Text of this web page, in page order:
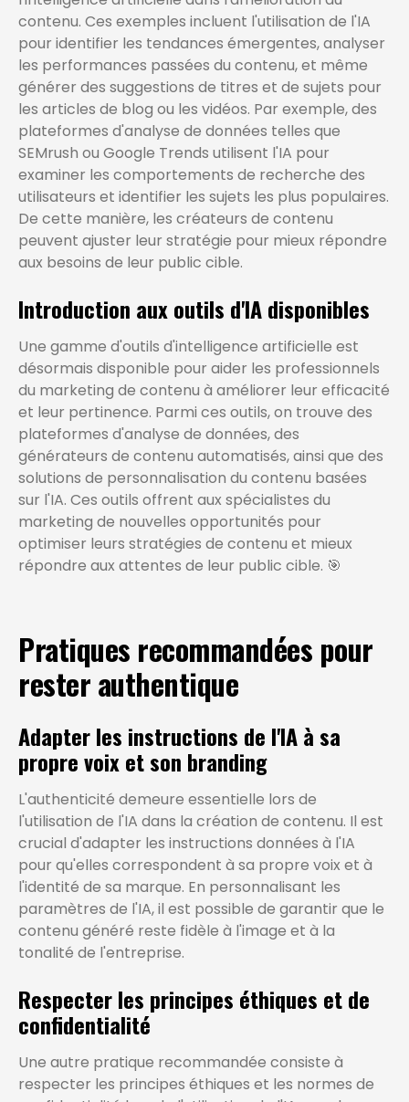
contenu. Ces exemples incluent l'utilisation de l'IA
pour identifier les tendances émergentes, analyser
les performances passées du contenu, et même
générer des suggestions de titres et de sujets pour
les articles de blog ou les vidéos. Par exemple, des
plateformes d'analyse de données telles que
SEMrush ou Google Trends utilisent l'IA pour
examiner les comportements de recherche des
utilisateurs et identifier les sujets les plus populaires.
De cette manière, les créateurs de contenu
peuvent ajuster leur stratégie pour mieux répondre
aux besoins de leur public cible.
Introduction aux outils d'IA disponibles
Une gamme d'outils d'intelligence artificielle est
désormais disponible pour aider les professionnels
du marketing de contenu à améliorer leur efficacité
et leur pertinence. Parmi ces outils, on trouve des
plateformes d'analyse de données, des
générateurs de contenu automatisés, ainsi que des
solutions de personnalisation du contenu basées
sur l'IA. Ces outils offrent aux spécialistes du
marketing de nouvelles opportunités pour
optimiser leurs stratégies de contenu et mieux
répondre aux attentes de leur public cible. 🎯
Pratiques recommandées pour
rester authentique
Adapter les instructions de l'IA à sa
propre voix et son branding
L'authenticité demeure essentielle lors de
l'utilisation de l'IA dans la création de contenu. Il est
crucial d'adapter les instructions données à l'IA
pour qu'elles correspondent à sa propre voix et à
l'identité de sa marque. En personnalisant les
paramètres de l'IA, il est possible de garantir que le
contenu généré reste fidèle à l'image et à la
tonalité de l'entreprise.
Respecter les principes éthiques et de
confidentialité
Une autre pratique recommandée consiste à
respecter les principes éthiques et les normes de